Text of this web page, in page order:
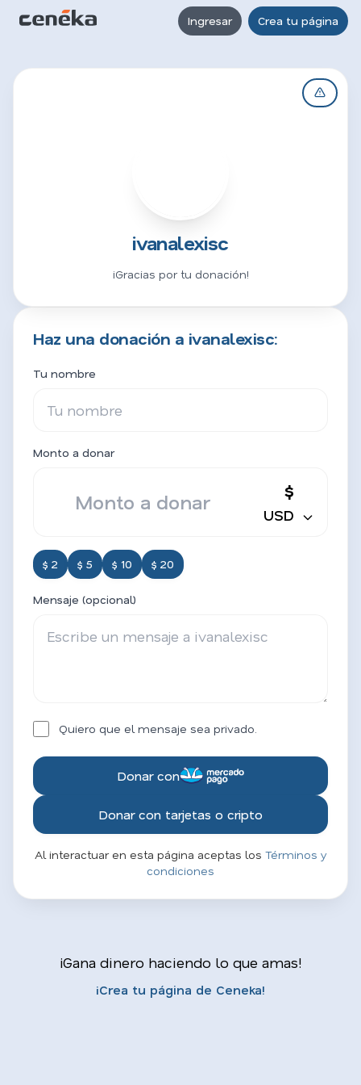
Ingresar Crea tu página
ivanalexisc
¡Gracias por tu donación!
Haz una donación a ivanalexisc:
Tu nombre
Monto a donar
$
USD
$ 2 $ 5 $ 10 $ 20
Mensaje (opcional)
Quiero que el mensaje sea privado.
Donar con
Donar con tarjetas o cripto
Al interactuar en esta página aceptas los Términos y
condiciones
¡Gana dinero haciendo lo que amas!
¡Crea tu página de Ceneka!